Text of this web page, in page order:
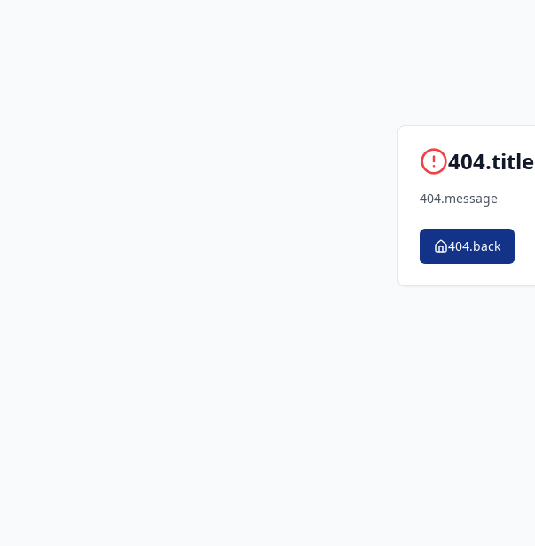
404.title
404.message
404.back